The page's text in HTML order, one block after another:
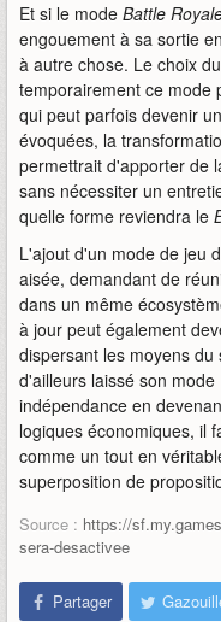
Et si le mode Battle
engouement à sa sortie
à autre chose. Le choix
temporairement ce mode
qui peut parfois devenir
évoquées, la
permettrait d'apporter de
sans nécessiter un
quelle forme reviendra le
L'ajout d'un mode de jeu
aisée, demandant de
dans un même
à jour peut également
dispersant les moyens du
d'ailleurs laissé son
indépendance en
logiques économiques, il
comme un tout en
superposition de
Source : https://
sera-desactivee
Partager